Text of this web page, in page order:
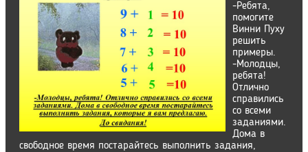
-Ребята,
помогите
Винни Пуху
решить
примеры.
-Молодцы,
ребята!
Отлично
справились
со всеми
заданиями.
Дома в
свободное время постарайтесь выполнить задания,